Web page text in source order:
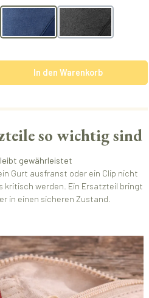
melangeblue melangeblack
Wert ein oder benutze die
In den Warenkorb
so wichtig sind
gewährleistet
Gurt ausfranst oder ein Clip nicht
kritisch werden. Ein Ersatzteil bringt
in einen sicheren Zustand.